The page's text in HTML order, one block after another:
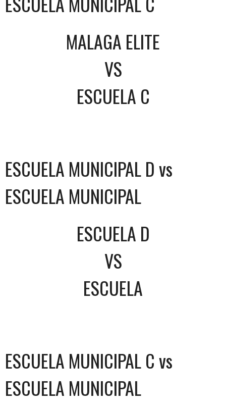
MALAGA ELITE
VS
ESCUELA C
ESCUELA MUNICIPAL D vs
ESCUELA MUNICIPAL
ESCUELA D
VS
ESCUELA
ESCUELA MUNICIPAL C vs
ESCUELA MUNICIPAL